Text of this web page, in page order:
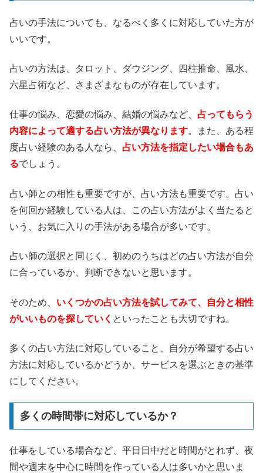
占いの手法についても、なるべく多くに対応していた方が
いいです。
占いの方法は、タロット、ダウジング、四柱推命、風水、
六星占術など、さまざまなものが存在しています。
仕事の悩み、恋愛の悩み、結婚の悩みなど、 占ってもらう
内容によって適する占い方法が異なります。また、ある程
度占い経験のある人なら、 占い方法を指定したい場合もあ
るでしょう。
占い師との相性も重要ですが、占い方法も重要です。占い
を何回か経験している人は、この占い方法がよく当たると
いう、お気に入りの手法がある場合が多いです。
占い師の選択と同じく、初めのうちはどの占い方法が自分
に合っているか、判断できないと思います。
そのため、 いくつかの占い方法を試してみて、自分と相性
がいいものを探していく といったことも大切ですね。
多くの占い方法に対応していること、自分が希望する占い
方法に対応しているかどうか、サービスを選ぶときの基準
にしてください。
多くの時間帯に対応しているか？
仕事をしている場合など、平日日中だと時間がとれず、夜
間や週末を中心に時間を作っている人は多いかと思いま